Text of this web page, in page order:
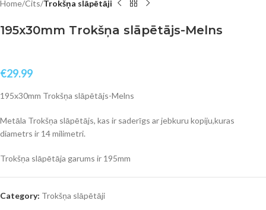
Home Cits Trokšņa slāpētāji
195x30mm Trokšņa slāpētājs-Melns
€29.99
195x30mm Trokšņa slāpētājs-Melns
Metāla Trokšņa slāpētājs, kas ir saderīgs ar jebkuru kopiju,kuras
diametrs ir 14 milimetri.
Trokšņa slāpētāja garums ir 195mm
Category: Trokšņa slāpētāji